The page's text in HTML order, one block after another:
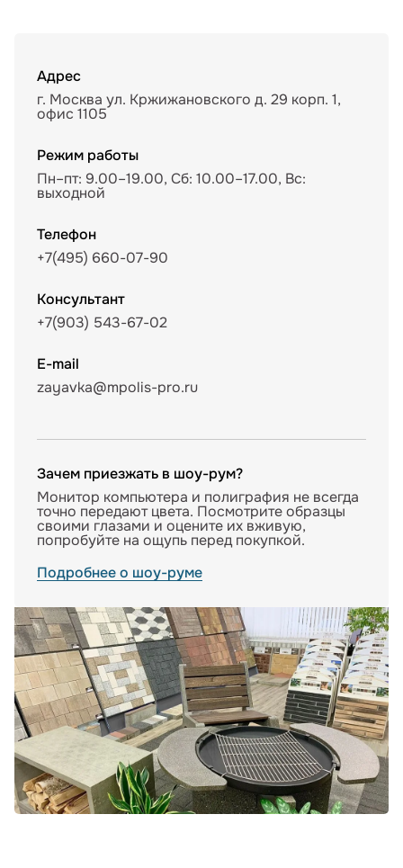
Адрес
г. Москва ул. Кржижановского д. 29 корп. 1,
офис 1105
Режим работы
Пн–пт: 9.00–19.00, Сб: 10.00–17.00, Вс:
выходной
Телефон
+7(495) 660-07-90
Консультант
+7(903) 543-67-02
E-mail
zayavka@mpolis-pro.ru
Зачем приезжать в шоу-рум?
Монитор компьютера и полиграфия не всегда
точно передают цвета. Посмотрите образцы
своими глазами и оцените их вживую,
попробуйте на ощупь перед покупкой.
Подробнее о шоу-руме